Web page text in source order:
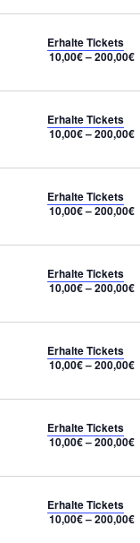
Erhalte Tickets
10,00€ – 200,00€
Erhalte Tickets
10,00€ – 200,00€
Erhalte Tickets
10,00€ – 200,00€
Erhalte Tickets
10,00€ – 200,00€
Erhalte Tickets
10,00€ – 200,00€
Erhalte Tickets
10,00€ – 200,00€
Erhalte Tickets
10,00€ – 200,00€